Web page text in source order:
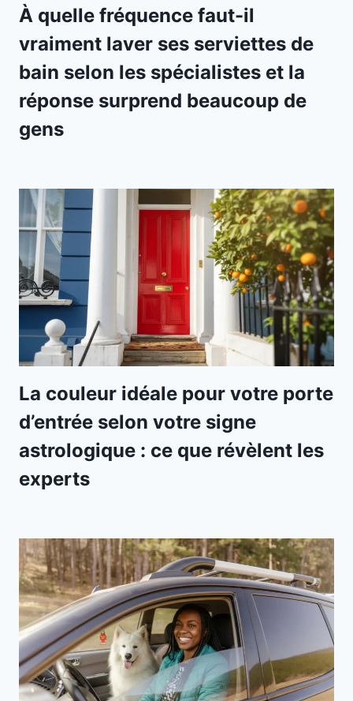
À quelle fréquence faut-il
vraiment laver ses serviettes de
bain selon les spécialistes et la
réponse surprend beaucoup de
gens
La couleur idéale pour votre porte
d’entrée selon votre signe
astrologique : ce que révèlent les
experts